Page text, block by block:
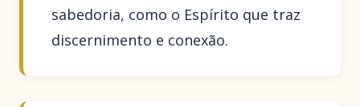
sabedoria, como o Espírito que traz
discernimento e conexão.